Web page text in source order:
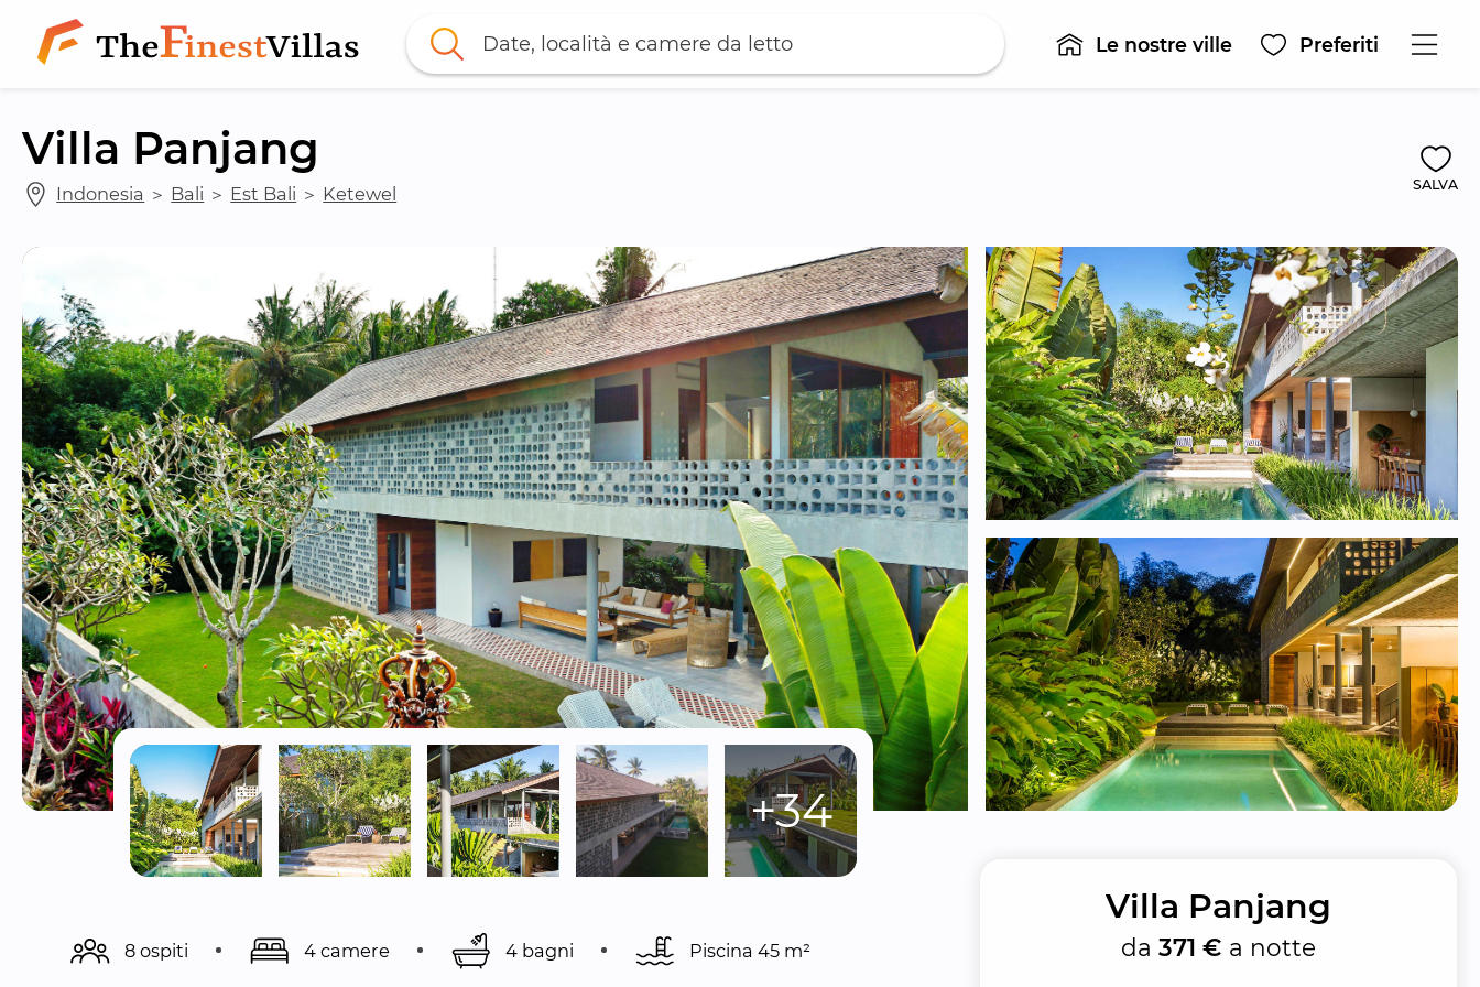
Date, località e camere da letto Le nostre ville Preferiti
Villa Panjang
Indonesia ＞ Bali ＞ Est Bali ＞ Ketewel SALVA
+34
8 ospiti 4 camere 4 bagni Piscina 45 m²
Villa Panjang
da371 € a notte